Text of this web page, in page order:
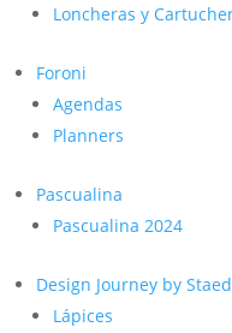
Loncheras y
Foroni
Agendas
Planners
Pascualina
Pascualina 2024
Design Journey by
Lápices